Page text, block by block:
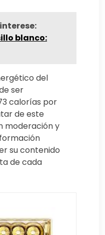
blanco:
del
ser
calorías por
de este
moderación y
su contenido
de cada